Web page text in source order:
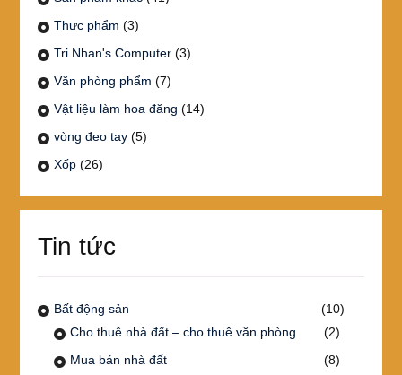
Thực phẩm (3)
Tri Nhan's Computer (3)
Văn phòng phẩm (7)
Vật liệu làm hoa đăng (14)
vòng đeo tay (5)
Xốp (26)
Tin tức
Bất động sản
(10)
Cho thuê nhà đất – cho thuê văn phòng
(2)
Mua bán nhà đất
(8)